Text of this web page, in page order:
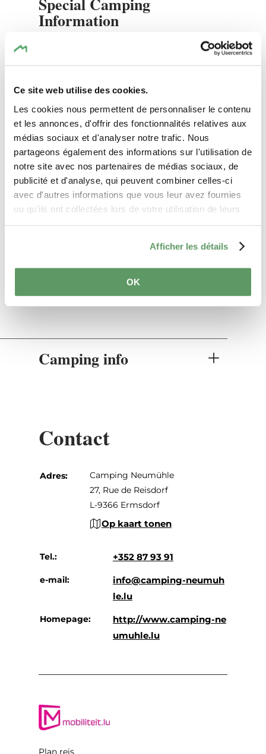
Ce site web utilise des cookies.
Les cookies nous permettent de personnaliser le contenu
et les annonces, d'offrir des fonctionnalités relatives aux
médias sociaux et d'analyser notre trafic. Nous
partageons également des informations sur l'utilisation de
notre site avec nos partenaires de médias sociaux, de
publicité et d'analyse, qui peuvent combiner celles-ci
avec d'autres informations que vous leur avez fournies
ou qu'ils ont collectées lors de votre utilisation de leurs
Afficher les détails
OK
Information
inbegrepen
Langdurige standplaatsen
Rustige zone
Schaduwrijke plaatsen
Kampeerplaatsen voor campers
Stroomaansluiting inbegrepen
Camping info
Contact
Adres:
Camping Neumühle
27, Rue de Reisdorf
L-9366 Ermsdorf
Op kaart tonen
Tel.: +352 87 93 91
e-mail:
info@camping-neumuh
le.lu
Homepage:
http://www.camping-ne
umuhle.lu
Plan reis